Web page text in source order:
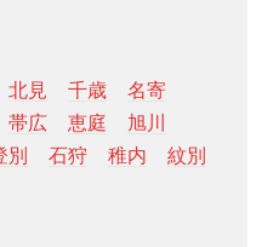
北見 千歳
名寄
帯広 恵庭
旭川
別 石狩 稚内
紋別